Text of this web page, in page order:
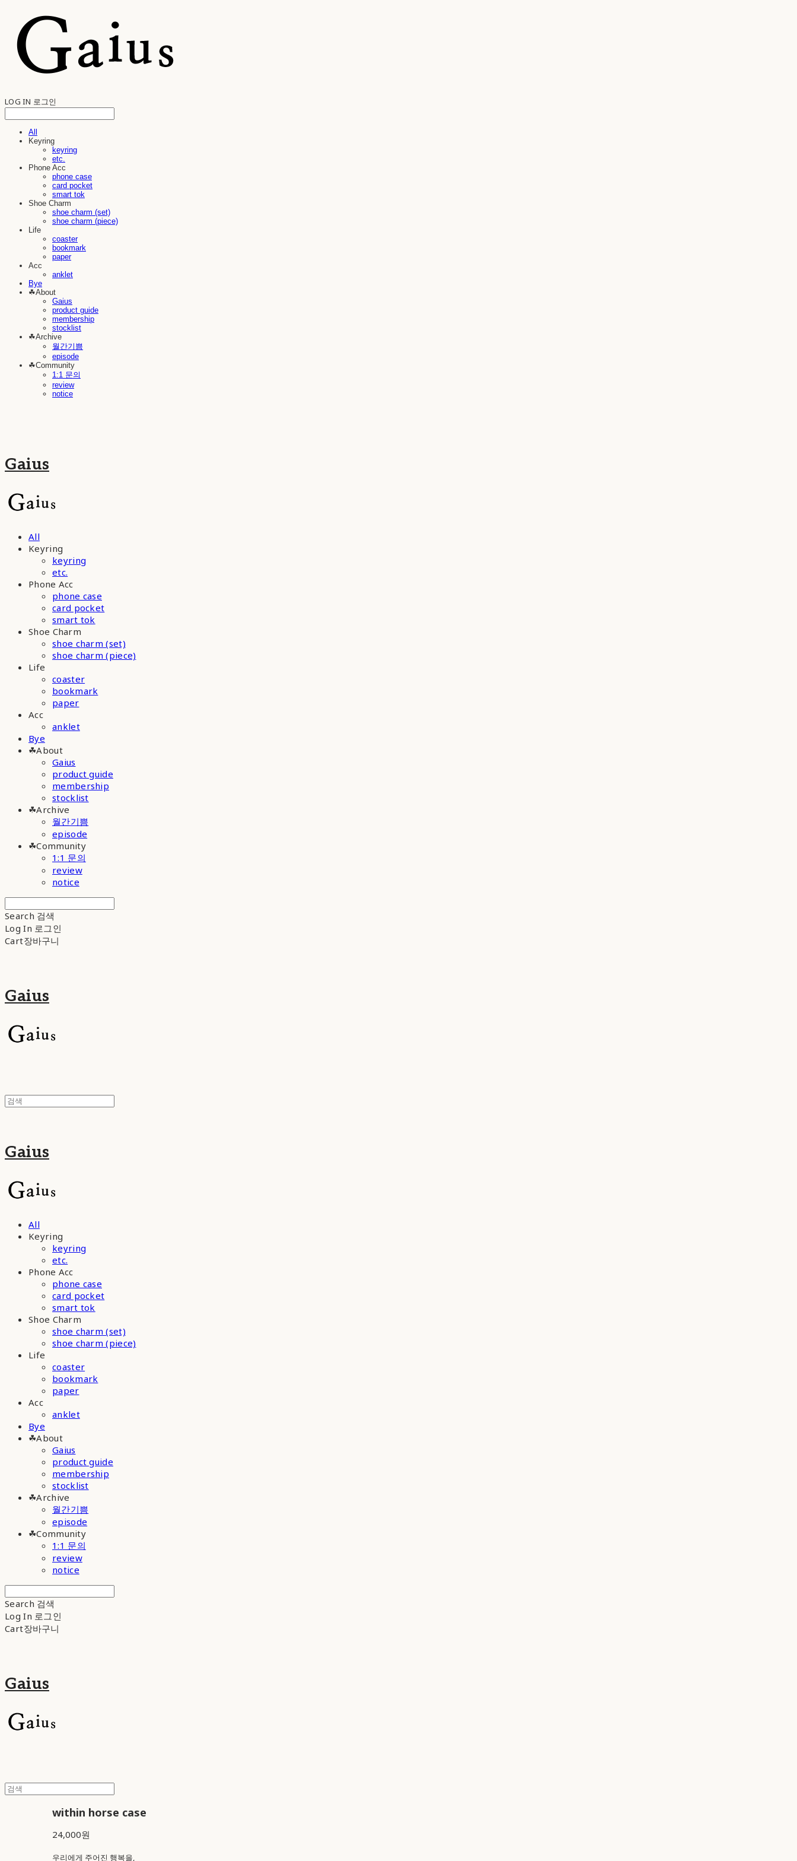
LOG IN 로그인
All
Keyring
keyring
etc.
Phone Acc
phone case
card pocket
smart tok
Shoe Charm
shoe charm (set)
shoe charm (piece)
Life
coaster
bookmark
paper
Acc
anklet
Bye
☘︎About
Gaius
product guide
membership
stocklist
☘︎Archive
월간기쁨
episode
☘︎Community
1:1 문의
review
notice
Gaius
All
Keyring
keyring
etc.
Phone Acc
phone case
card pocket
smart tok
Shoe Charm
shoe charm (set)
shoe charm (piece)
Life
coaster
bookmark
paper
Acc
anklet
Bye
☘︎About
Gaius
product guide
membership
stocklist
☘︎Archive
월간기쁨
episode
☘︎Community
1:1 문의
review
notice
Search 검색
Log In 로그인
Cart장바구니
Gaius
Gaius
All
Keyring
keyring
etc.
Phone Acc
phone case
card pocket
smart tok
Shoe Charm
shoe charm (set)
shoe charm (piece)
Life
coaster
bookmark
paper
Acc
anklet
Bye
☘︎About
Gaius
product guide
membership
stocklist
☘︎Archive
월간기쁨
episode
☘︎Community
1:1 문의
review
notice
Search 검색
Log In 로그인
Cart장바구니
Gaius
within horse case
24,000원
우리에게 주어진 행복을,